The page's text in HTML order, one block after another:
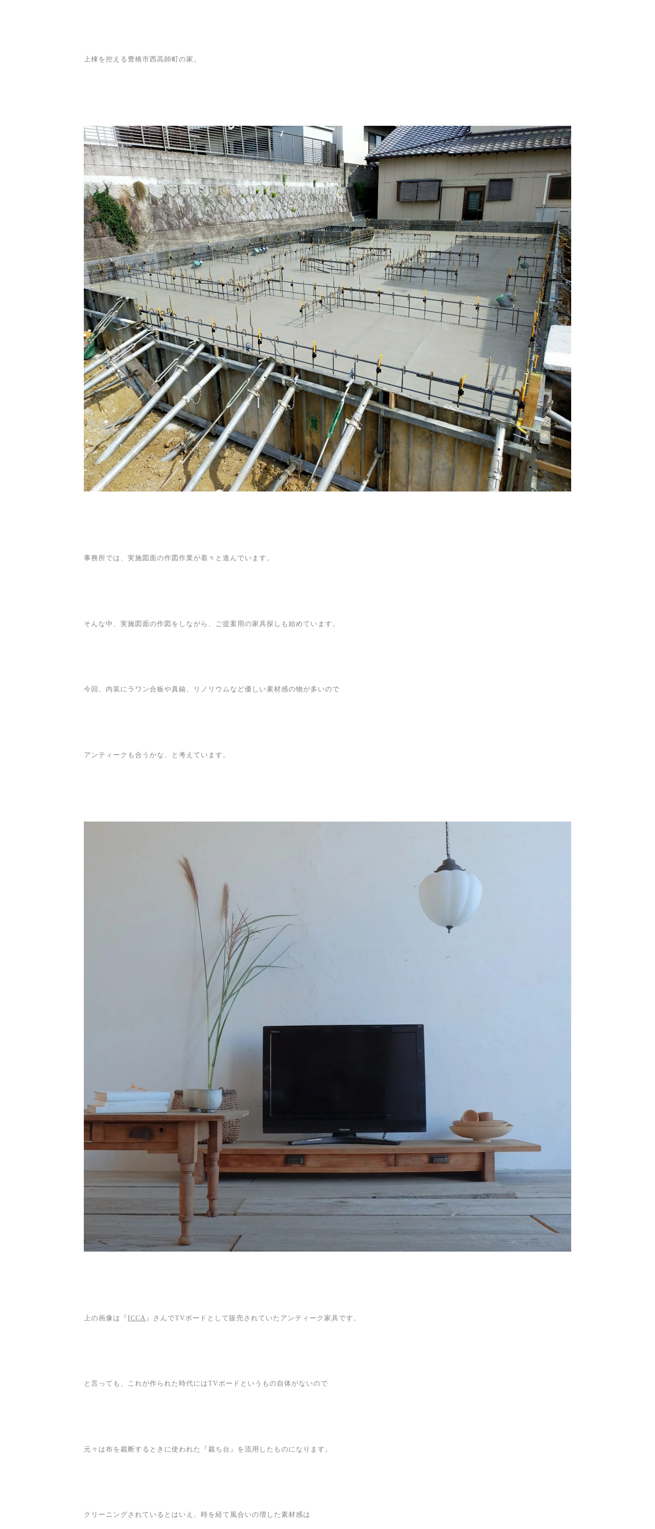
上棟を控える豊橋市西高師町の家。
事務所では、実施図面の作図作業が着々と進んでいます。
そんな中、実施図面の作図をしながら、ご提案用の家具探しも始めています。
今回、内装にラワン合板や真鍮、リノリウムなど優しい素材感の物が多いので
アンティークも合うかな、と考えています。
上の画像は『ICCA 』さんでTVボードとして販売されていたアンティーク家具です。
と言っても、これが作られた時代にはTVボードというもの自体がないので
元々は布を裁断するときに使われた『裁ち台』を流用したものになります。
クリーニングされているとはいえ、時を経て風合いの増した素材感は